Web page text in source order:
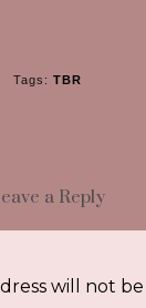
Tags: TBR
a Reply
will not be